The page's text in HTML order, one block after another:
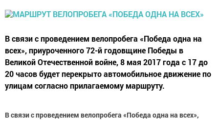
В связи с проведением велопробега «Победа одна на
всех», приуроченного 72-й годовщине Победы в
Великой Отечественной войне, 8 мая 2017 года с 17 до
20 часов будет перекрыто автомобильное движение по
улицам согласно прилагаемому маршруту.
В связи с проведением велопробега «Победа одна на всех»,